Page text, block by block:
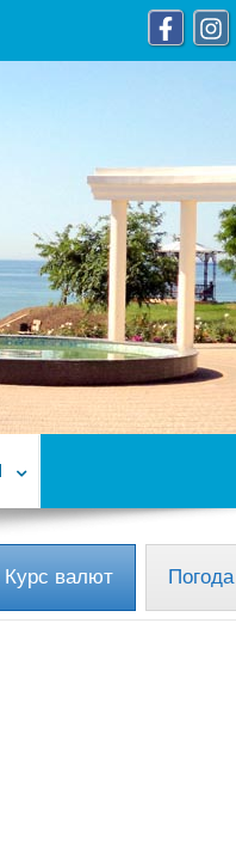
Курс валют Погода